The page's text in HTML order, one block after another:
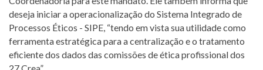
deseja iniciar a operacionalização do Sistema Integrado de
Processos Éticos - SIPE, “tendo em vista sua utilidade como
ferramenta estratégica para a centralização e o tratamento
eficiente dos dados das comissões de ética profissional dos